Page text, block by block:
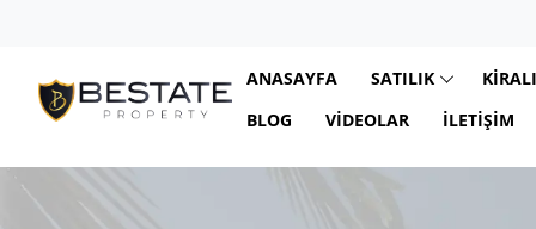
ANASAYFA SATILIK
BLOG
VIDEOLAR İLETIŞIM